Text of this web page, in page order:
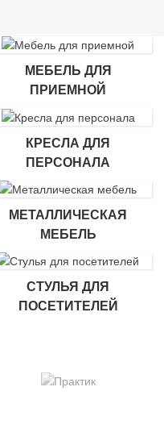
МЕБЕЛЬ ДЛЯ
ПРИЕМНОЙ
КРЕСЛА ДЛЯ
ПЕРСОНАЛА
МЕТАЛЛИЧЕСКАЯ
МЕБЕЛЬ
СТУЛЬЯ ДЛЯ
ПОСЕТИТЕЛЕЙ